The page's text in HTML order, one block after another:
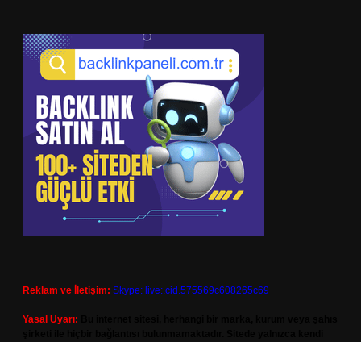
Reklam ve İletişim: Skype: live:.cid.575569c608265c69
Yasal Uyarı: